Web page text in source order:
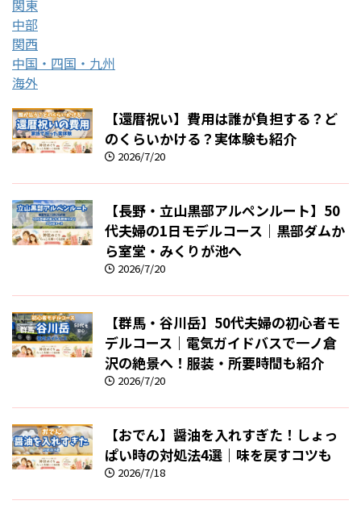
関東
中部
関西
中国・四国・九州
海外
【還暦祝い】費用は誰が負担する？ど
のくらいかける？実体験も紹介
2026/7/20
【長野・立山黒部アルペンルート】50
代夫婦の1日モデルコース｜黒部ダムか
ら室堂・みくりが池へ
2026/7/20
【群馬・谷川岳】50代夫婦の初心者モ
デルコース｜電気ガイドバスで一ノ倉
沢の絶景へ！服装・所要時間も紹介
2026/7/20
【おでん】醤油を入れすぎた！しょっ
ぱい時の対処法4選｜味を戻すコツも
2026/7/18